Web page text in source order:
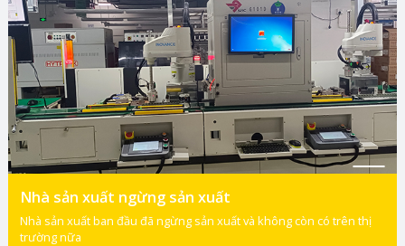
Nhà sản xuất ngừng sản xuất
Nhà sản xuất ban đầu đã ngừng sản xuất và không còn có trên thị
trường nữa